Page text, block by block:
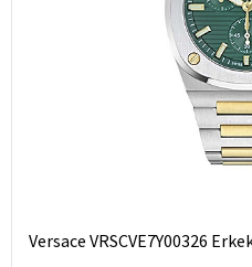
Versace VRSCVE7Y00326